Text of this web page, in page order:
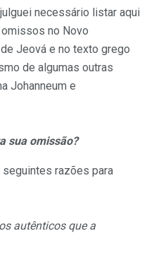
necessário listar aqui
no Novo
Jeová e no texto grego
de algumas outras
Johanneum e
sua omissão?
razões para
autênticos que a